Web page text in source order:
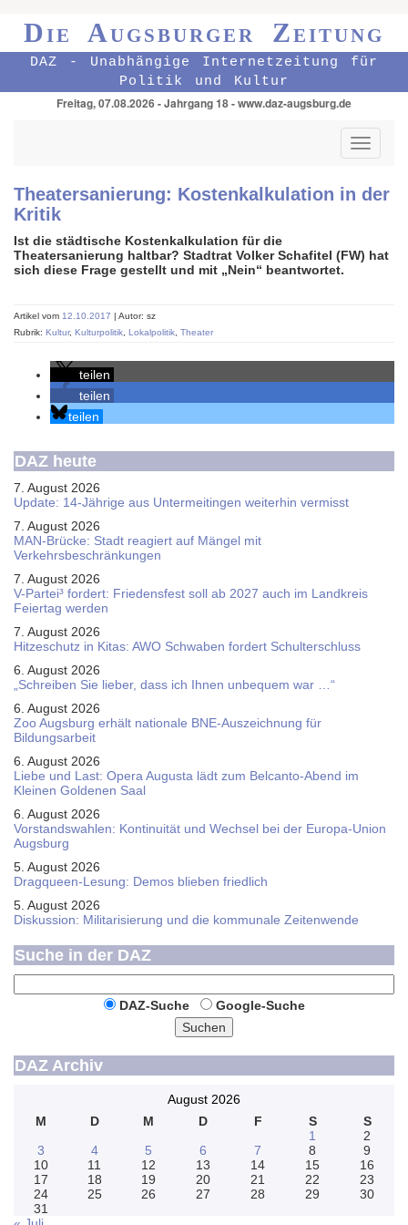
Die Augsburger Zeitung
DAZ - Unabhängige Internetzeitung für
Politik und Kultur
Freitag, 07.08.2026 - Jahrgang 18 - www.daz-augsburg.de
Toggle
Theatersanierung: Kostenkalkulation in der
Kritik
Ist die städtische Kostenkalkulation für die
Theatersanierung haltbar? Stadtrat Volker Schafitel (FW) hat
sich diese Frage gestellt und mit „Nein“ beantwortet.
Artikel vom 12.10.2017 | Autor: sz
Rubrik: Kultur, Kulturpolitik Lokalpolitik Theater
teilen
teilen
teilen
DAZ heute
7. August 2026
Update: 14-Jährige aus Untermeitingen weiterhin vermisst
7. August 2026
MAN-Brücke: Stadt reagiert auf Mängel mit
Verkehrsbeschränkungen
7. August 2026
V-Partei­³ fordert: Friedens­fest soll ab 2027 auch im Land­kreis
Feier­tag werden
7. August 2026
Hitzeschutz in Kitas: AWO Schwaben fordert Schulterschluss
6. August 2026
„Schreiben Sie lieber, dass ich Ihnen unbequem war …“
6. August 2026
Zoo Augsburg erhält nationale BNE-Auszeichnung für
Bildungsarbeit
6. August 2026
Liebe und Last: Opera Augusta lädt zum Belcanto-Abend im
Kleinen Goldenen Saal
6. August 2026
Vorstandswahlen: Kontinuität und Wechsel bei der Europa-Union
Augsburg
5. August 2026
Dragqueen-Lesung: Demos blieben friedlich
5. August 2026
Diskussion: Mi­li­ta­ri­sie­rung und die kommunale Zeitenwende
Suche in der DAZ
DAZ-Suche
Google-Suche
Suchen
DAZ Archiv
August 2026
M
D M D F S
S
1
2
3
4 5 6 7 8
9
10
11 12 13 14 15
16
17
18 19 20 21 22
23
24
25 26 27 28 29
30
31